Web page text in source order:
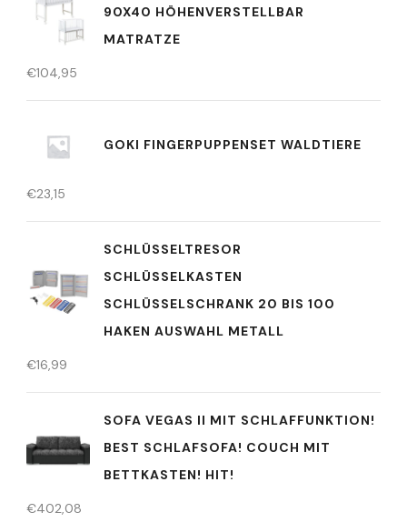
0X40 HÖHENVERSTELLBAR M
ATRATZE
€104,95
GOKI FINGERPUPPENSET WALDTIERE
€23,15
SCHLÜSSELTRESOR
SCHLÜSSELKASTEN
SCHLÜSSELSCHRANK 20 BIS 100
HAKEN AUSWAHL METALL
€16,99
SOFA VEGAS II MIT SCHLAFFUNKTION!
BEST SCHLAFSOFA! COUCH MIT
BETTKASTEN! HIT!
€402,08